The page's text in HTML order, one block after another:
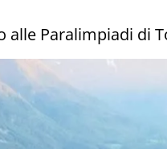
alle Paralimpiadi di